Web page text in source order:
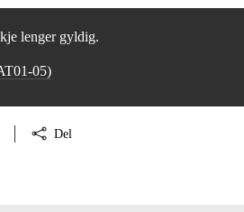
lenger gyldig.
Del